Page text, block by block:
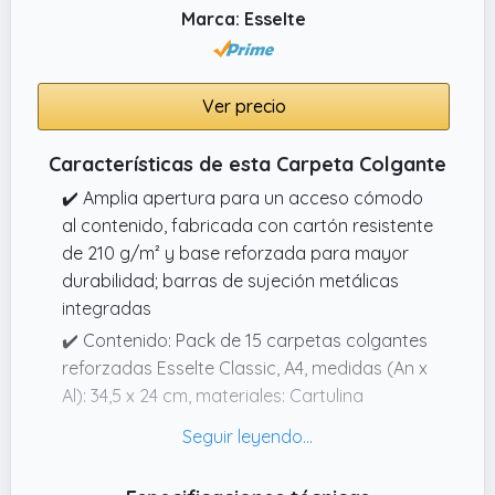
31,5 x 24,5 cm (LxA) y puede contener hasta
200 hojas de papel A4, ideal para almacenar
Marca: Esselte
Ver precio
Características de esta Carpeta Colgante
✔️ Amplia apertura para un acceso cómodo
al contenido, fabricada con cartón resistente
de 210 g/m² y base reforzada para mayor
durabilidad; barras de sujeción metálicas
integradas
✔️ Contenido: Pack de 15 carpetas colgantes
reforzadas Esselte Classic, A4, medidas (An x
Al): 34,5 x 24 cm, materiales: Cartulina
colores, referencia 628808.